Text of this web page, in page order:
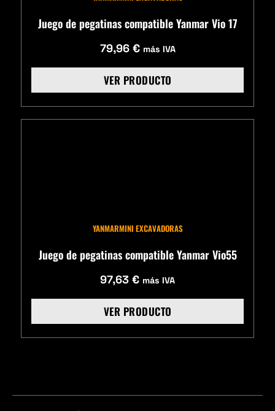
Juego de pegatinas compatible Yanmar Vio 17
79,96 € más IVA
VER PRODUCTO
YANMARMINI EXCAVADORAS
Juego de pegatinas compatible Yanmar Vio55
97,63 € más IVA
VER PRODUCTO